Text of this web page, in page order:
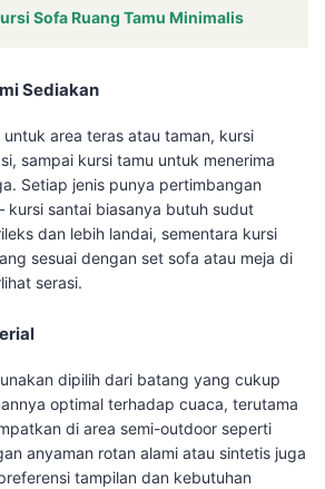
Sofa Ruang Tamu Minimalis
Sediakan
area teras atau taman, kursi
sampai kursi tamu untuk menerima
Setiap jenis punya pertimbangan
santai biasanya butuh sudut
dan lebih landai, sementara kursi
sesuai dengan set sofa atau meja di
serasi.
dipilih dari batang yang cukup
optimal terhadap cuaca, terutama
di area semi-outdoor seperti
anyaman rotan alami atau sintetis juga
tampilan dan kebutuhan